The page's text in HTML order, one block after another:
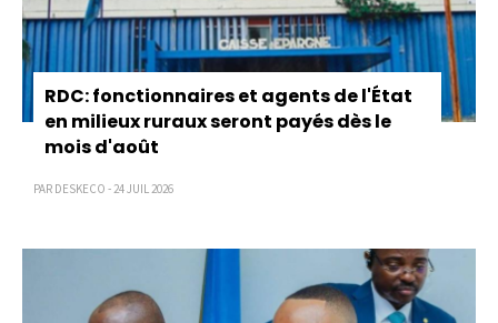
RDC: fonctionnaires et agents de l'État
en milieux ruraux seront payés dès le
mois d'août
PAR DESKECO - 24 JUIL 2026